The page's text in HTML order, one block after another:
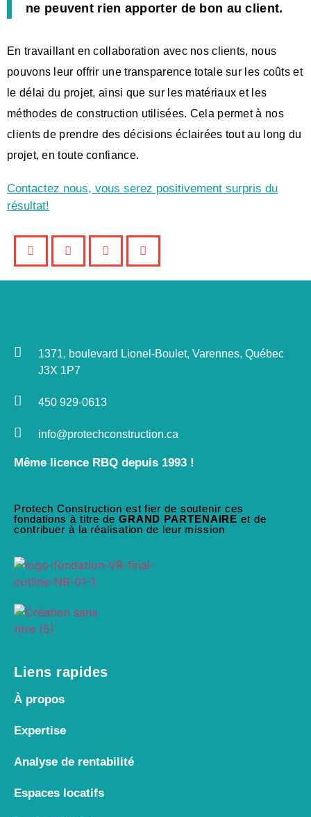
ne peuvent rien apporter de bon au client.
En travaillant en collaboration avec nos clients, nous
pouvons leur offrir une transparence totale sur les coûts et
le délai du projet, ainsi que sur les matériaux et les
méthodes de construction utilisées. Cela permet à nos
clients de prendre des décisions éclairées tout au long du
projet, en toute confiance.
Contactez nous, vous serez positivement surpris du
résultat!
1371, boulevard Lionel-Boulet, Varennes, Québec
J3X 1P7
450 929-0613
info@protechconstruction.ca
Même licence RBQ depuis 1993 !
Protech Construction est fier de soutenir ces
fondations à titre de GRAND PARTENAIRE et de
contribuer à la réalisation de leur mission
Liens rapides
À propos
Expertise
Analyse de rentabilité
Espaces locatifs